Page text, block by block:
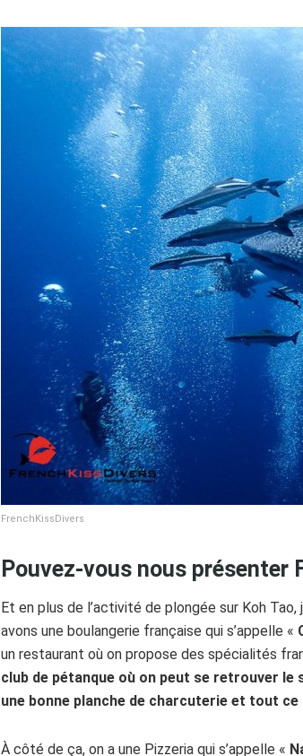
FrenchKissDivers
Pouvez-vous nous présenter
Et en plus de l’activité de plongée sur Koh Tao,
avons une boulangerie française qui s’appelle «
un restaurant où on propose des spécialités
club de pétanque où on peut se retrouver
une bonne planche de charcuterie et tout
À côté de ça, on a une Pizzeria qui s’appelle «